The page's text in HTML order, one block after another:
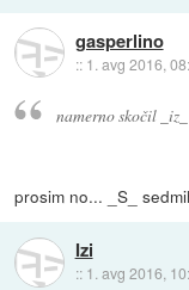
gasperlino
:: 1. avg 2016,
namerno skočil
prosim no... _S_
Izi
:: 1. avg 2016,